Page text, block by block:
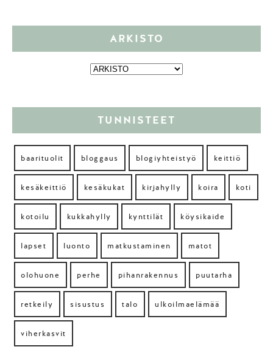
ARKISTO
TUNNISTEET
baarituolit bloggaus blogiyhteistyö keittiö
kesäkeittiö kesäkukat kirjahylly koira koti
kotoilu kukkahylly kynttilät köysikaide
lapset luonto matkustaminen matot
olohuone perhe pihanrakennus puutarha
retkeily sisustus talo ulkoilmaelämää
viherkasvit